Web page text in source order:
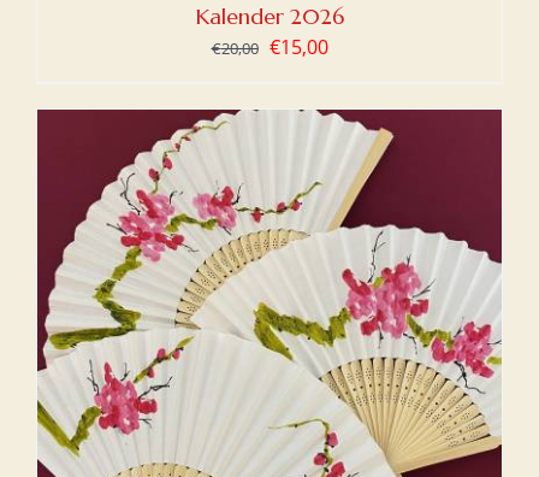
Kalender 2026
€20,00 Oorspronkelijke
was:
€15,00Huidige
is:
€15,00.